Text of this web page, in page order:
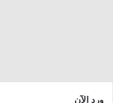
ورد الآن